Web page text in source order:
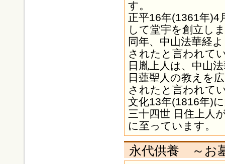
す。
正平16年(1361年)4
して堂宇を創立し
同年、中山法華経
されたと言われて
日胤上人は、中山
日蓮聖人の教えを
されたと言われて
文化13年(1816年)
三十四世 日住上人
に至っています。
永代供養 ～お